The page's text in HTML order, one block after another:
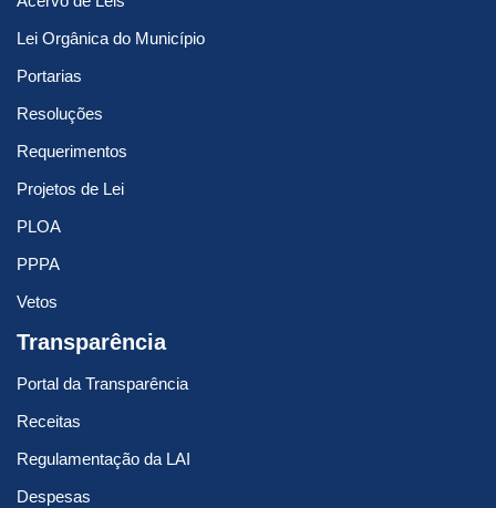
Lei Orgânica do Município
Portarias
Resoluções
Requerimentos
Projetos de Lei
PLOA
PPPA
Vetos
Transparência
Portal da Transparência
Receitas
Regulamentação da LAI
Despesas